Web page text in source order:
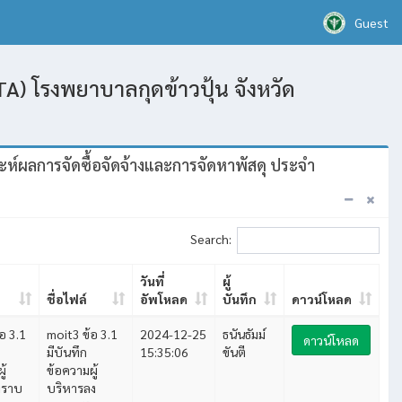
Guest
โรงพยาบาลกุดข้าวปุ้น จังหวัด
ผลการจัดซื้อจัดจ้างและการจัดหาพัสดุ ประจำ
Search:
ชื่อไฟล์
วันที่
อัพโหลด
ผู้
บันทึก
ดาวน์โหลด
3.1
าบ
moit3 ข้อ 3.1
มีบันทึก
ข้อความผู้
บริหารลง
2024-12-25
15:35:06
ธนันธัมม์
ขันตี
ดาวน์โหลด